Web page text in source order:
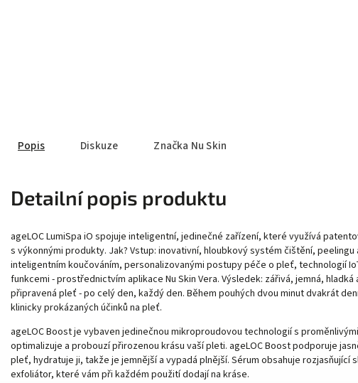
Popis Diskuze Značka Nu Skin
Detailní popis produktu
ageLOC LumiSpa iO spojuje inteligentní, jedinečné zařízení, které využívá
s výkonnými produkty. Jak? Vstup: inovativní, hloubkový systém čištění, peelingu
inteligentním koučováním, personalizovanými postupy péče o pleť, technologií
funkcemi - prostřednictvím aplikace Nu Skin Vera. Výsledek: zářivá, jemná, hladká
připravená pleť - po celý den, každý den. Během pouhých dvou minut dvakrát
klinicky prokázaných účinků na pleť.
ageLOC Boost je vybaven jedinečnou mikroproudovou technologií s
optimalizuje a probouzí přirozenou krásu vaší pleti. ageLOC Boost podporuje
pleť, hydratuje ji, takže je jemnější a vypadá plnější. Sérum obsahuje rozjasňující
exfoliátor, které vám při každém použití dodají na kráse.